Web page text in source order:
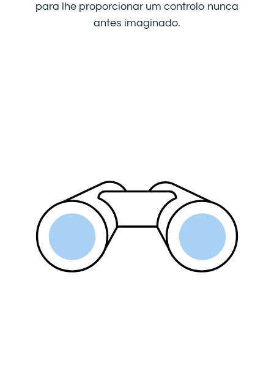
para lhe proporcionar um controlo nunca
antes imaginado.